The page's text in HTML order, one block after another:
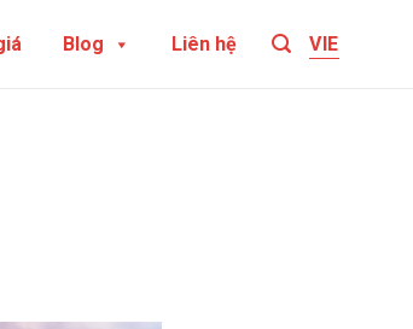
Blog Liên hệ VIE